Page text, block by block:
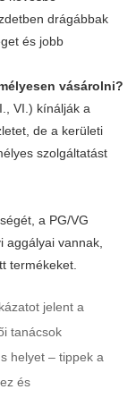
drágábbak
és jobb
vásárolni?
VI.) kínálják a
de a kerületi
szolgáltatást
a PG/VG
aggályai vannak,
termékeket.
jelent a
tanácsok
helyet – tippek a
és